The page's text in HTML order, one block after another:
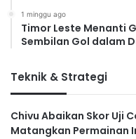
1 minggu ago
Timor Leste Menanti
Sembilan Gol dalam
Teknik & Strategi
Chivu Abaikan Skor Uji
Matangkan Permainan